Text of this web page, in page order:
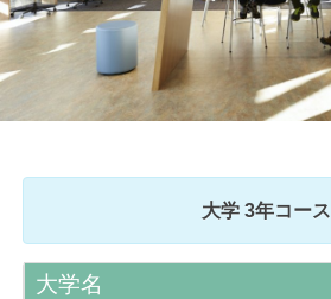
大学 3年コース
大学名